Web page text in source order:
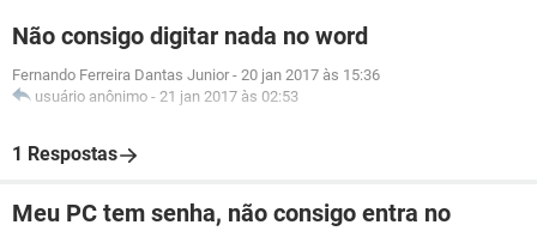
Não consigo digitar nada no word
Fernando Ferreira Dantas Junior - 20 jan 2017 às 15:36
usuário anônimo - 21 jan 2017 às 02:53
1 Respostas
Meu PC tem senha, não consigo entra no